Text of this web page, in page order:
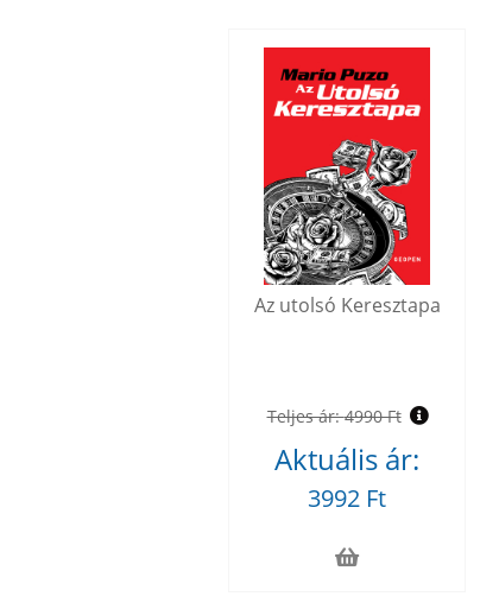
Az utolsó Keresztapa
Teljes ár:4990 Ft
Aktuális ár:
3992 Ft